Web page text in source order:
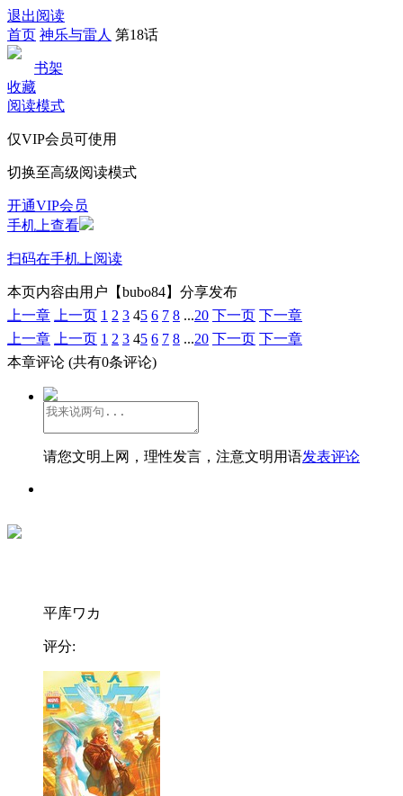
退出阅读
首页 神乐与雷人 第18话
书架
收藏
阅读模式
仅VIP会员可使用
切换至高级阅读模式
开通VIP会员
手机上查看
扫码在手机上阅读
本页内容由用户【bubo84】分享发布
上一章
上一页 1 2 3 45 6 7 8 ...20 下一页 下一章
上一章
上一页 1 2 3 45 6 7 8 ...20 下一页 下一章
本章评论 (共有0条评论)
请您文明上网，理性发言，注意文明用语发表评论
平库ワカ
评分: